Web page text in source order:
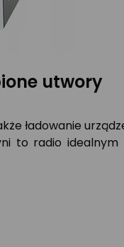
utwory
ładowanie
to radio